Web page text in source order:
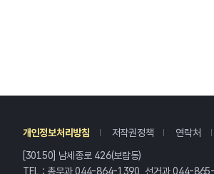
개인정보처리방침 저작권정책 연락처
[30150] 남세종로 426(보람동)
TEL : 총무과 044-864-1390, 선거과 044-